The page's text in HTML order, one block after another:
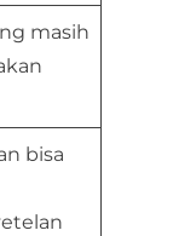
masih
bisa